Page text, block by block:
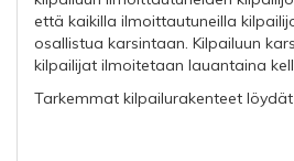
että kaikilla ilmoittautuneilla
osallistua karsintaan. Kilpailuun
kilpailijat ilmoitetaan lauantaina
Tarkemmat kilpailurakenteet